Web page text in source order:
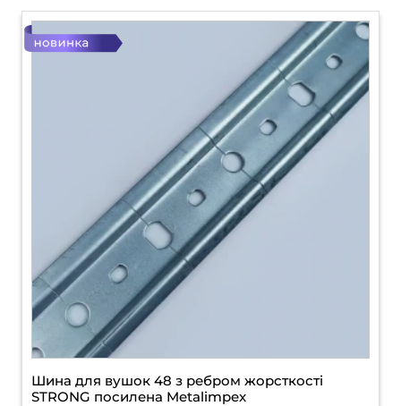
Шина для вушок 48 з ребром жорсткостi
STRONG посилена Metalimpex